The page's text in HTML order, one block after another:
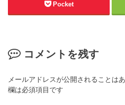
Pocket
コメントを残す
メールアドレスが公開されることはあ
欄は必須項目です